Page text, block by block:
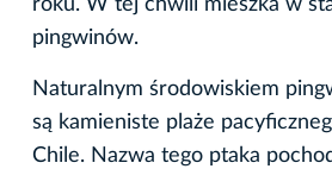
roku. W tej chwili mieszka w
pingwinów.
Naturalnym środowiskiem
są kamieniste plaże
Chile. Nazwa tego ptaka